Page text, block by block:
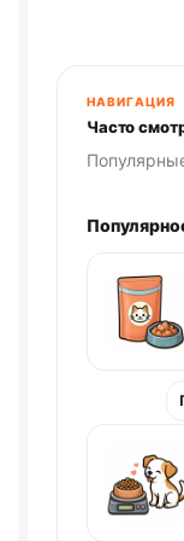
НАВИГАЦИЯ
Часто